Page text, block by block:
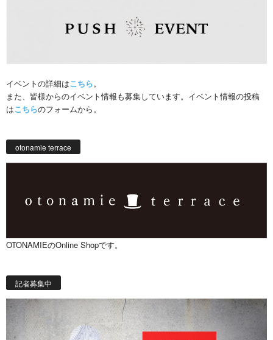
イベントの詳細はこちら。
また、皆様からのイベント情報も募集しています。イベント情報の投稿
はこちらのフォームから。
otonamie terrace
OTONAMIEのOnline Shopです。
記者募集中